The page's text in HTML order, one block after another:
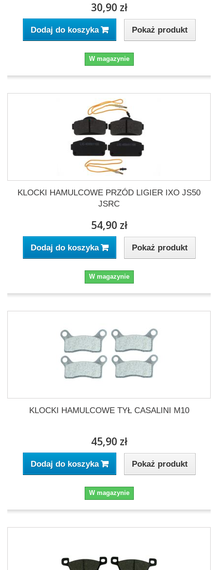
30,90 zł
Dodaj do koszyka Pokaż produkt
W magazynie
KLOCKI HAMULCOWE PRZÓD LIGIER IXO JS50
JSRC
54,90 zł
Dodaj do koszyka Pokaż produkt
W magazynie
KLOCKI HAMULCOWE TYŁ CASALINI M10
45,90 zł
Dodaj do koszyka Pokaż produkt
W magazynie